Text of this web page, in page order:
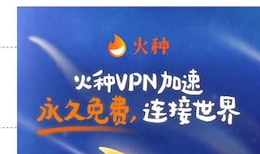
支持 [0] 反对[0]